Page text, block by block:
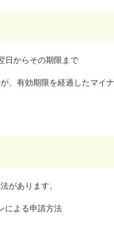
日からその期限まで
有効期限を経過したマイ
があります。
による申請方法